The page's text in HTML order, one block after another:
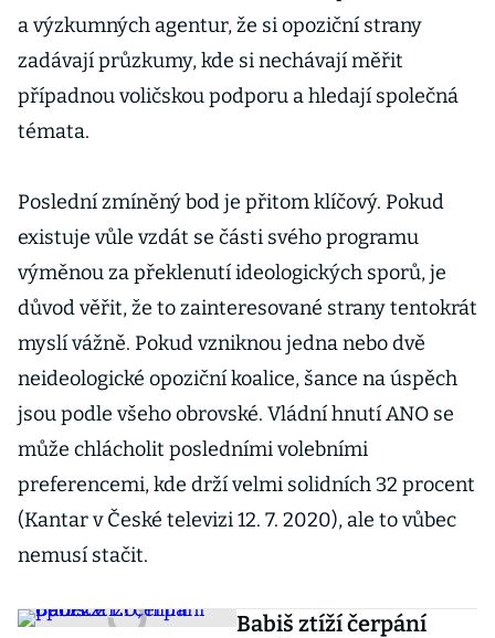
a výzkumných agentur, že si opoziční strany
zadávají průzkumy, kde si nechávají měřit
případnou voličskou podporu a hledají společná
témata.
Poslední zmíněný bod je přitom klíčový. Pokud
existuje vůle vzdát se části svého programu
výměnou za překlenutí ideologických sporů, je
důvod věřit, že to zainteresované strany tentokrát
myslí vážně. Pokud vzniknou jedna nebo dvě
neideologické opoziční koalice, šance na úspěch
jsou podle všeho obrovské. Vládní hnutí ANO se
může chlácholit posledními volebními
preferencemi, kde drží velmi solidních 32 procent
(Kantar v České televizi 12. 7. 2020), ale to vůbec
nemusí stačit.
Babiš ztíží čerpání